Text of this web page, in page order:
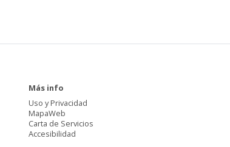
Más info
Uso y Privacidad
MapaWeb
Carta de Servicios
Accesibilidad